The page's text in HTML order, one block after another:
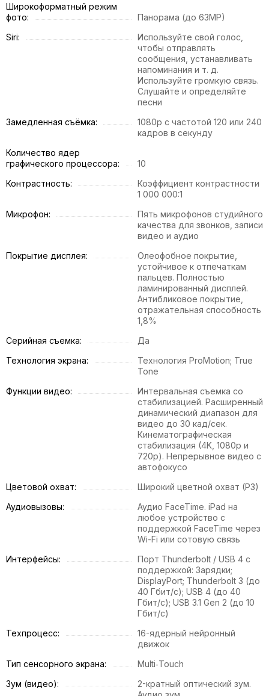
Широкоформатный режим
фото:
Панорама (до 63MP)
Siri:
Используйте свой голос,
чтобы отправлять
сообщения, устанавливать
напоминания и т. д.
Используйте громкую связь.
Слушайте и определяйте
песни
Замедленная съёмка:
1080p с частотой 120 или 240
кадров в секунду
Количество ядер
графического процессора:
10
Контрастность:
Коэффициент контрастности
1 000 000:1
Микрофон:
Пять микрофонов студийного
качества для звонков, записи
видео и аудио
Покрытие дисплея:
Олеофобное покрытие,
устойчивое к отпечаткам
пальцев. Полностью
ламинированный дисплей.
Антибликовое покрытие,
отражательная способность
1,8%
Серийная съемка:
Да
Технология экрана:
Технология ProMotion; True
Tone
Функции видео:
Интервальная съемка со
стабилизацией. Расширенный
динамический диапазон для
видео до 30 кад/сек.
Кинематографическая
стабилизация (4K, 1080p и
720p). Непрерывное видео с
автофокусо
Цветовой охват:
Широкий цветной охват (P3)
Аудиовызовы:
Аудио FaceTime. iPad на
любое устройство с
поддержкой FaceTime через
Wi-Fi или сотовую связь
Интерфейсы:
Порт Thunderbolt / USB 4 с
поддержкой: Зарядки;
DisplayPort; Thunderbolt 3 (до
40 Гбит/с); USB 4 (до 40
Гбит/с); USB 3.1 Gen 2 (до 10
Гбит/с)
Техпроцесс:
16-ядерный нейронный
движок
Тип сенсорного экрана:
Multi‑Touch
Зум (видео):
2-кратный оптический зум.